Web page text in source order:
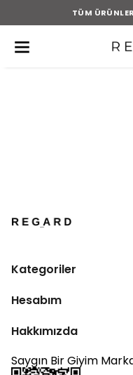
TÜM
Kategoriler
Hesabım
Hakkımızda
Saygın Bir Giyim